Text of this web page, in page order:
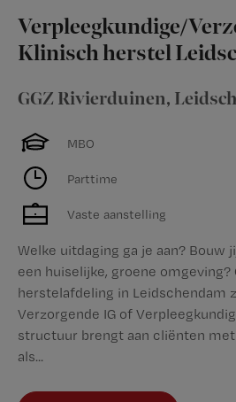
Verpleegkundige/
Klinisch herstel
GGZ Rivierduinen,
MBO
Parttime
Vaste aanstelling
Welke uitdaging ga je aan? Bouw
een huiselijke, groene omgeving?
herstelafdeling in Leidschendam
Verzorgende IG of
structuur brengt aan cliënten
als...